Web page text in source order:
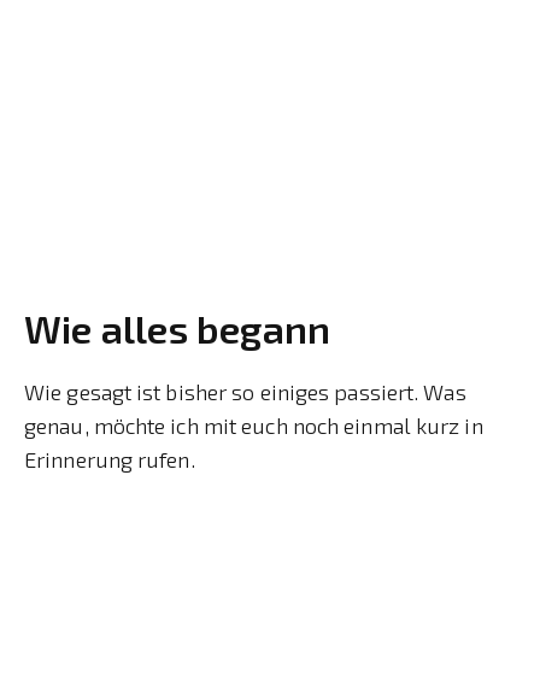
Wie alles begann
Wie gesagt ist bisher so einiges passiert. Was
genau, möchte ich mit euch noch einmal kurz in
Erinnerung rufen.